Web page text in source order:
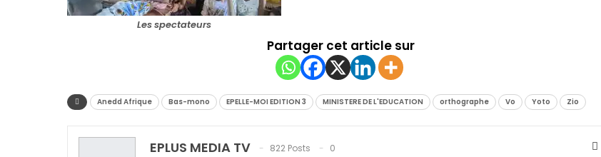
Les spectateurs
Partager cet article sur
Anedd Afrique Bas-mono EPELLE-MOI EDITION 3 MINISTERE DE L'EDUCATION orthographe Vo Yoto Zio
EPLUS MEDIA TV 822 Posts
0